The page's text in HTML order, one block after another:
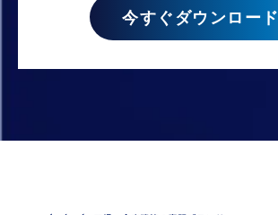
今すぐダウンロード